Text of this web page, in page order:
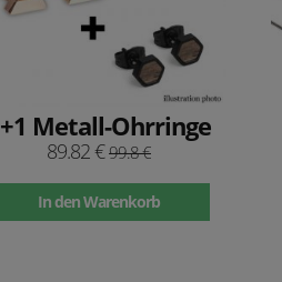
Metall-Ohrringe
89.82 €99.8 €
In den Warenkorb